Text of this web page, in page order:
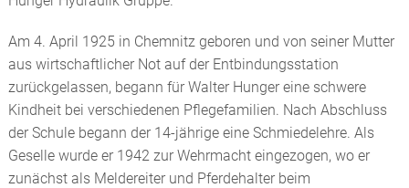
HONWERKZEUGE
ANHÄNGERKUPPLUNGEN
REPARATUREN, ERSATZTEILE, SERVICE
HUNGER HYDRAULICS CHINA
HUNGER HYDRAULICS KOREA
HUNGER INTERNATIONAL
Am 4. April 1925 in Chemnitz geboren und von seiner Mutter
aus wirtschaftlicher Not auf der Entbindungsstation
zurückgelassen, begann für Walter Hunger eine schwere
Kindheit bei verschiedenen Pflegefamilien. Nach Abschluss
der Schule begann der 14-jährige eine Schmiedelehre. Als
Geselle wurde er 1942 zur Wehrmacht eingezogen, wo er
zunächst als Meldereiter und Pferdehalter beim